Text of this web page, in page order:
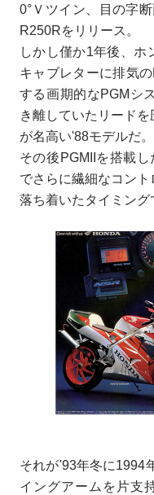
0°Ｖツイン、目の字
R250Rをリリース。
しかし僅か1年後、ホ
キャブレターに排気
する画期的なPGMシ
き離していたリード
が名高い'88モデルだ。
その後PGMIIを搭載
でさらに繊細なコン
落ち着いたタイミング
それが'93年冬に1994
イングアームを片支